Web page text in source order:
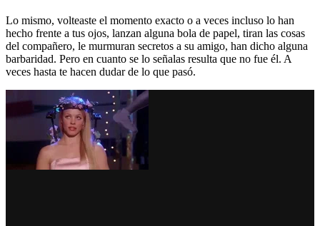
Lo mismo, volteaste el momento exacto o a veces incluso lo han
hecho frente a tus ojos, lanzan alguna bola de papel, tiran las cosas
del compañero, le murmuran secretos a su amigo, han dicho alguna
barbaridad. Pero en cuanto se lo señalas resulta que no fue él. A
veces hasta te hacen dudar de lo que pasó.